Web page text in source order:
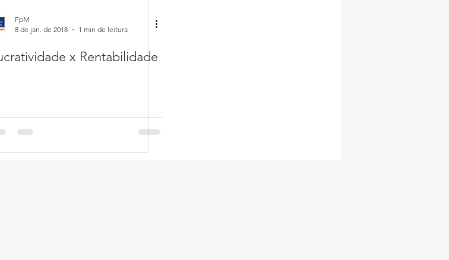
FpM
8 de jan. de 2018
1 min de leitura
x Rentabilidade